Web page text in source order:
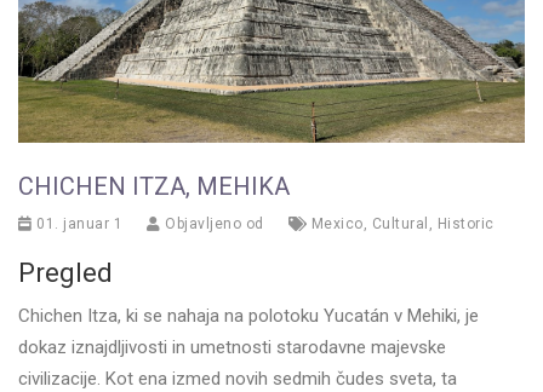
CHICHEN ITZA, MEHIKA
01. januar 1 Objavljeno od Mexico, Cultural , Historic
Pregled
Chichen Itza, ki se nahaja na polotoku Yucatán v Mehiki, je
dokaz iznajdljivosti in umetnosti starodavne majevske
civilizacije. Kot ena izmed novih sedmih čudes sveta, ta